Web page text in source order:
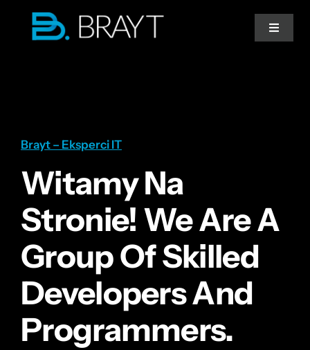
Przejdź
Toggle
Migracja do chmury
Współpraca
Brayt – Eksperci IT
Witamy Na
Stronie! We Are A
Group Of Skilled
Developers And
Programmers.